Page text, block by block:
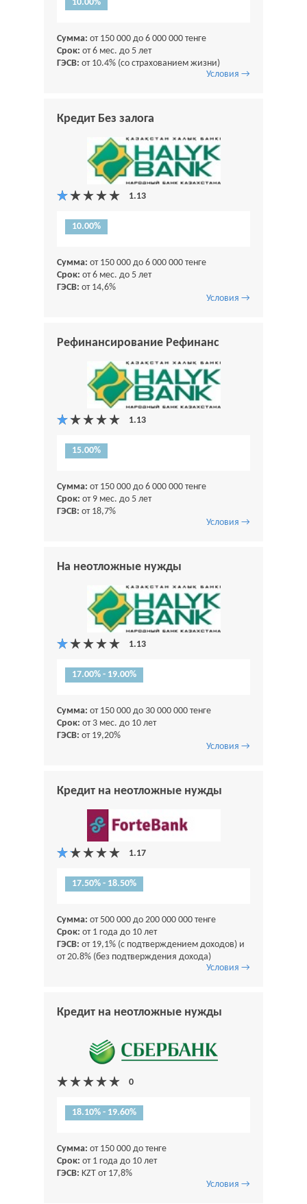
10.00%
Сумма: от 150 000 до 6 000 000 тенге
Срок: от 6 мес. до 5 лет
ГЭСВ: от 10.4% (со страхованием жизни)
Условия →
Кредит Без залога
10.00%
Сумма: от 150 000 до 6 000 000 тенге
Срок: от 6 мес. до 5 лет
ГЭСВ: от 14,6%
Условия →
Рефинансирование Рефинанс
15.00%
Сумма: от 150 000 до 6 000 000 тенге
Срок: от 9 мес. до 5 лет
ГЭСВ: от 18,7%
Условия →
На неотложные нужды
17.00% - 19.00%
Сумма: от 150 000 до 30 000 000 тенге
Срок: от 3 мес. до 10 лет
ГЭСВ: от 19,20%
Условия →
Кредит на неотложные нужды
17.50% - 18.50%
Сумма: от 500 000 до 200 000 000 тенге
Срок: от 1 года до 10 лет
ГЭСВ: от 19,1% (с подтверждением доходов) и
от 20.8% (без подтверждения дохода)
Условия →
Кредит на неотложные нужды
18.10% - 19.60%
Сумма: от 150 000 до тенге
Срок: от 1 года до 10 лет
ГЭСВ: KZT от 17,8%
Условия →